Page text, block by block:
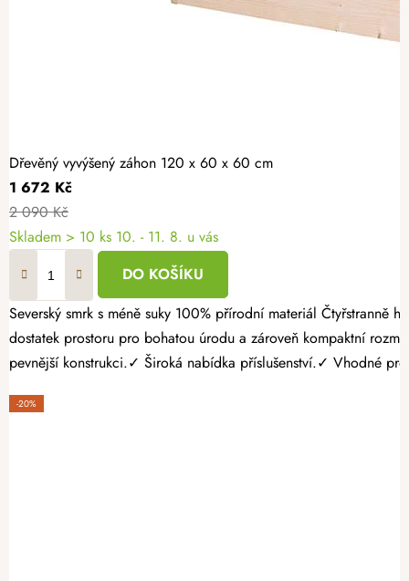
Dřevěný vyvýšený záhon 120 x 60 x 60 cm
1 672 Kč
2 090 Kč
Skladem > 10 ks 10. - 11. 8. u vás
DO KOŠÍKU
Severský smrk s méně suky 100% přírodní materiál Čtyřstranně hoblovaný masiv Pěstujte vlastní zeleninu, bylinky nebo jahody jednoduše a s radostí. Dřevěný vyvýšený záhon 120 × 60 × 60 cm nabízí
dostatek prostoru pro bohatou úrodu a zároveň kompaktní
pevnější konstrukci.✓ Široká nabídka příslušenství.✓ Vhodné
-20%